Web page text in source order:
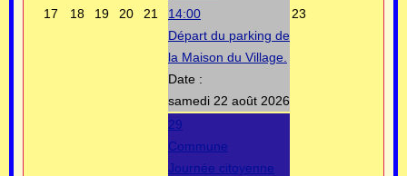
17 18 19 20 21
14:00
Départ du parking de
la Maison du Village.
Date :
samedi 22 août 2026
23
29
Commune
Journée citoyenne